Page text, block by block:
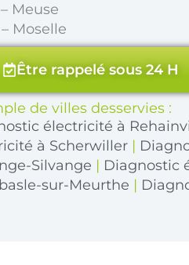
Meuse
– Moselle
Être rappelé sous 24 H
de villes desservies :
électricité à
à Scherwiller |
Silvange | Diagnostic
sur-Meurthe |